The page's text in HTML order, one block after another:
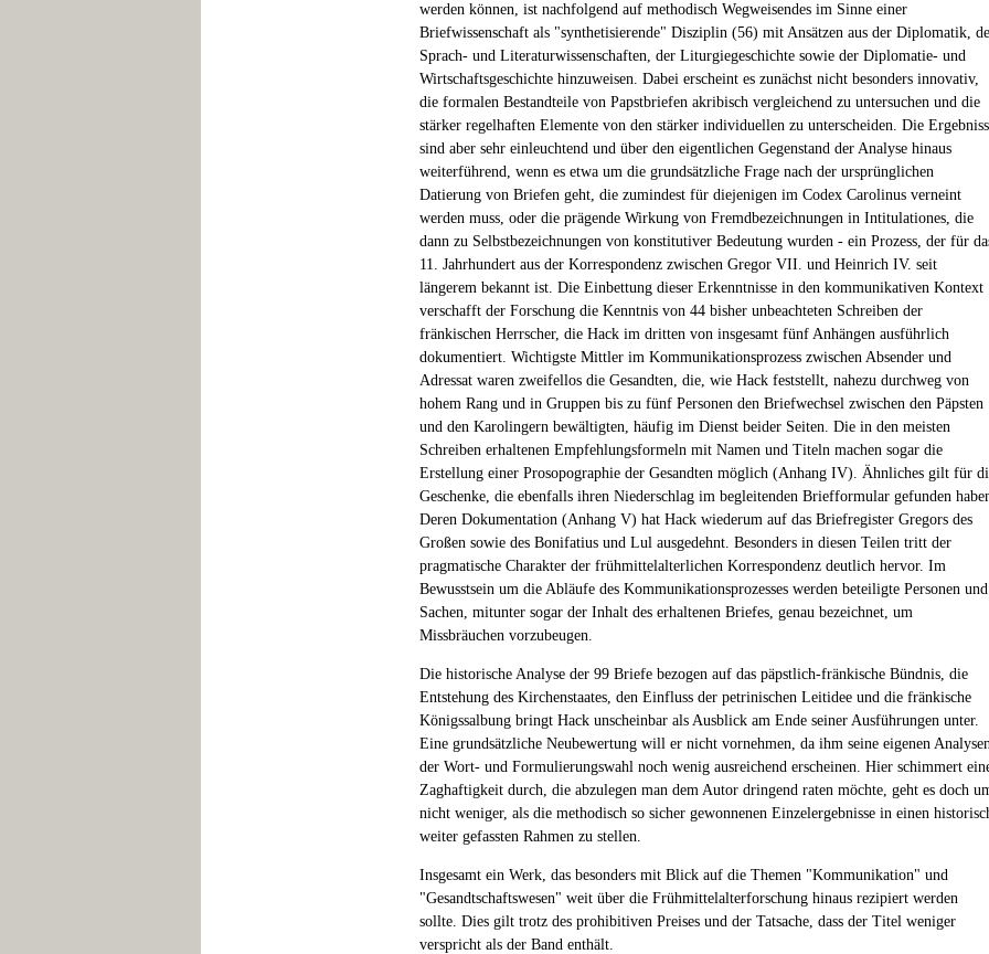
werden können, ist nachfolgend auf methodisch Wegweisendes im Sinne einer
Briefwissenschaft als "synthetisierende" Disziplin (56) mit Ansätzen aus der Diplomatik,
Sprach- und Literaturwissenschaften, der Liturgiegeschichte sowie der Diplomatie- und
Wirtschaftsgeschichte hinzuweisen. Dabei erscheint es zunächst nicht besonders innovativ,
die formalen Bestandteile von Papstbriefen akribisch vergleichend zu untersuchen und die
stärker regelhaften Elemente von den stärker individuellen zu unterscheiden. Die
sind aber sehr einleuchtend und über den eigentlichen Gegenstand der Analyse hinaus
weiterführend, wenn es etwa um die grundsätzliche Frage nach der ursprünglichen
Datierung von Briefen geht, die zumindest für diejenigen im Codex Carolinus verneint
werden muss, oder die prägende Wirkung von Fremdbezeichnungen in Intitulationes, die
dann zu Selbstbezeichnungen von konstitutiver Bedeutung wurden - ein Prozess, der für
11. Jahrhundert aus der Korrespondenz zwischen Gregor VII. und Heinrich IV. seit
längerem bekannt ist. Die Einbettung dieser Erkenntnisse in den kommunikativen Kontext
verschafft der Forschung die Kenntnis von 44 bisher unbeachteten Schreiben der
fränkischen Herrscher, die Hack im dritten von insgesamt fünf Anhängen ausführlich
dokumentiert. Wichtigste Mittler im Kommunikationsprozess zwischen Absender und
Adressat waren zweifellos die Gesandten, die, wie Hack feststellt, nahezu durchweg von
hohem Rang und in Gruppen bis zu fünf Personen den Briefwechsel zwischen den Päpsten
und den Karolingern bewältigten, häufig im Dienst beider Seiten. Die in den meisten
Schreiben erhaltenen Empfehlungsformeln mit Namen und Titeln machen sogar die
Erstellung einer Prosopographie der Gesandten möglich (Anhang IV). Ähnliches gilt für
Geschenke, die ebenfalls ihren Niederschlag im begleitenden Briefformular gefunden
Deren Dokumentation (Anhang V) hat Hack wiederum auf das Briefregister Gregors des
Großen sowie des Bonifatius und Lul ausgedehnt. Besonders in diesen Teilen tritt der
pragmatische Charakter der frühmittelalterlichen Korrespondenz deutlich hervor. Im
Bewusstsein um die Abläufe des Kommunikationsprozesses werden beteiligte Personen und
Sachen, mitunter sogar der Inhalt des erhaltenen Briefes, genau bezeichnet, um
Missbräuchen vorzubeugen.
Die historische Analyse der 99 Briefe bezogen auf das päpstlich-fränkische Bündnis, die
Entstehung des Kirchenstaates, den Einfluss der petrinischen Leitidee und die fränkische
Königssalbung bringt Hack unscheinbar als Ausblick am Ende seiner Ausführungen unter.
Eine grundsätzliche Neubewertung will er nicht vornehmen, da ihm seine eigenen
der Wort- und Formulierungswahl noch wenig ausreichend erscheinen. Hier schimmert
Zaghaftigkeit durch, die abzulegen man dem Autor dringend raten möchte, geht es doch
nicht weniger, als die methodisch so sicher gewonnenen Einzelergebnisse in einen
weiter gefassten Rahmen zu stellen.
Insgesamt ein Werk, das besonders mit Blick auf die Themen "Kommunikation" und
"Gesandtschaftswesen" weit über die Frühmittelalterforschung hinaus rezipiert werden
sollte. Dies gilt trotz des prohibitiven Preises und der Tatsache, dass der Titel weniger
verspricht als der Band enthält.